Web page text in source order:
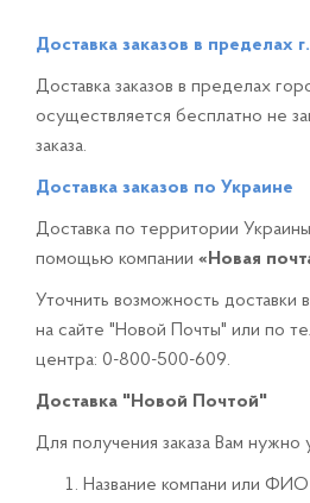
Доставка заказов в пределах
Доставка заказов в пределах
осуществляется бесплатно не
заказа.
Доставка заказов по Украине
Доставка по территории
помощью компании «Новая
Уточнить возможность
на сайте "Новой Почты" или по
центра: 0-800-500-609.
Доставка "Новой Почтой"
Для получения заказа Вам нужно
Название компани или ФИО